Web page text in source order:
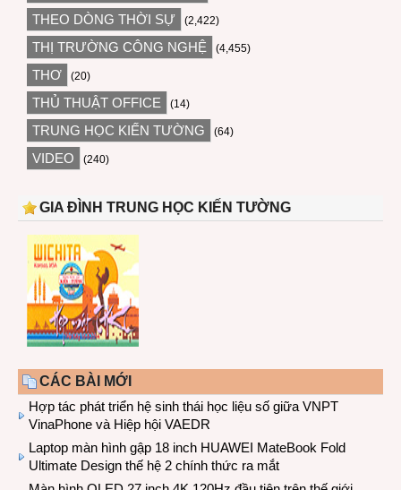
THEO DÒNG THỜI SỰ (2,422)
THỊ TRƯỜNG CÔNG NGHỆ (4,455)
THƠ (20)
THỦ THUẬT OFFICE (14)
TRUNG HỌC KIẾN TƯỜNG (64)
VIDEO (240)
GIA ĐÌNH TRUNG HỌC KIẾN TƯỜNG
CÁC BÀI MỚI
Hợp tác phát triển hệ sinh thái học liệu số giữa VNPT
VinaPhone và Hiệp hội VAEDR
Laptop màn hình gập 18 inch HUAWEI MateBook Fold
Ultimate Design thế hệ 2 chính thức ra mắt